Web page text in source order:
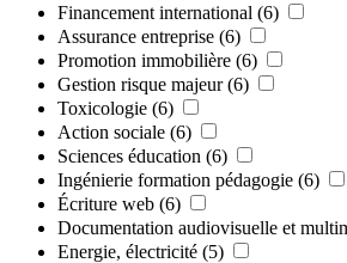
Financement international (6)
Assurance entreprise (6)
Promotion immobilière (6)
Gestion risque majeur (6)
Toxicologie (6)
Action sociale (6)
Sciences éducation (6)
Ingénierie formation pédagogie (6)
Écriture web (6)
Documentation audiovisuelle et
Energie, électricité (5)